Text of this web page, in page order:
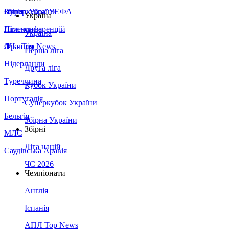
Збірна України
Італія
Німеччина
Франція
Нідерланди
Туреччина
Португалія
Бельгія
МЛС
Саудівська Аравія
Суперкубок УЄФА
Ліга конференцій
ЛЧ - Top News
Україна
Україна
Перша ліга
Друга ліга
Кубок України
Суперкубок України
Збірна України
Збірні
Ліга націй
ЧС 2026
Чемпіонати
Англія
Іспанія
АПЛ Top News